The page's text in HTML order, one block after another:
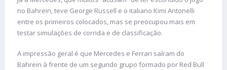
no Bahrein, teve George Russell e o italiano Kimi Antonelli
entre os primeiros colocados, mas se preocupou mais em
testar simulações de corrida e de classificação.
A impressão geral é que Mercedes e Ferrari saíram do
Bahrein à frente de um segundo grupo formado por Red Bull